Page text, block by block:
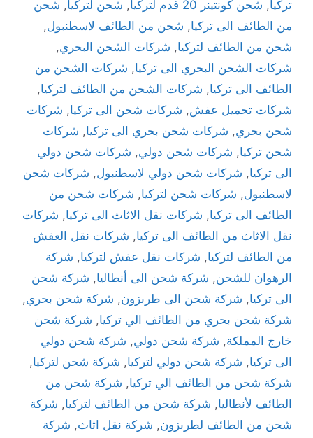
تركيا, شحن كونتينر 20 قدم لتركيا , شحن لتركيا, شحن
من الطائف الى تركيا, شحن من الطائف لاسطنبول,
شحن من الطائف لتركيا, شركات الشحن البحري,
شركات الشحن البحري الى تركيا, شركات الشحن من
الطائف الى تركيا, شركات الشحن من الطائف لتركيا,
شركات تحميل عفش, شركات شحن الى تركيا, شركات
شحن بحري, شركات شحن بحري الى تركيا, شركات
شحن تركيا, شركات شحن دولي, شركات شحن دولي
الى تركيا, شركات شحن دولي لاسطنبول, شركات شحن
لاسطنبول, شركات شحن لتركيا, شركات شحن من
الطائف الى تركيا, شركات نقل الاثاث الى تركيا, شركات
نقل الاثاث من الطائف الى تركيا, شركات نقل العفش
من الطائف لتركيا, شركات نقل عفش لتركيا, شركة
الرهوان للشحن, شركة شحن الى أنطاليا, شركة شحن
الى تركيا, شركة شحن الى طربزون, شركة شحن بحري,
شركة شحن بحري من الطائف الي تركيا, شركة شحن
خارج المملكة, شركة شحن دولي, شركة شحن دولي
الى تركيا, شركة شحن دولي لتركيا, شركة شحن لتركيا,
شركة شحن من الطائف الي تركيا, شركة شحن من
الطائف لأنطاليا, شركة شحن من الطائف لتركيا, شركة
شحن من الطائف لطربزون, شركة نقل اثاث, شركة